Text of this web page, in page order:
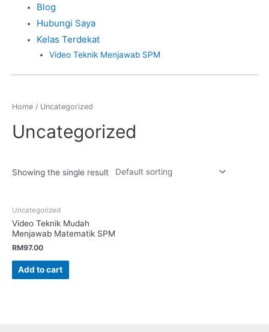
Blog
Hubungi Saya
Kelas Terdekat
Video Teknik Menjawab SPM
Home / Uncategorized
Uncategorized
Showing the single result
Uncategorized
Video Teknik Mudah
Menjawab Matematik SPM
RM97.00
Add to cart